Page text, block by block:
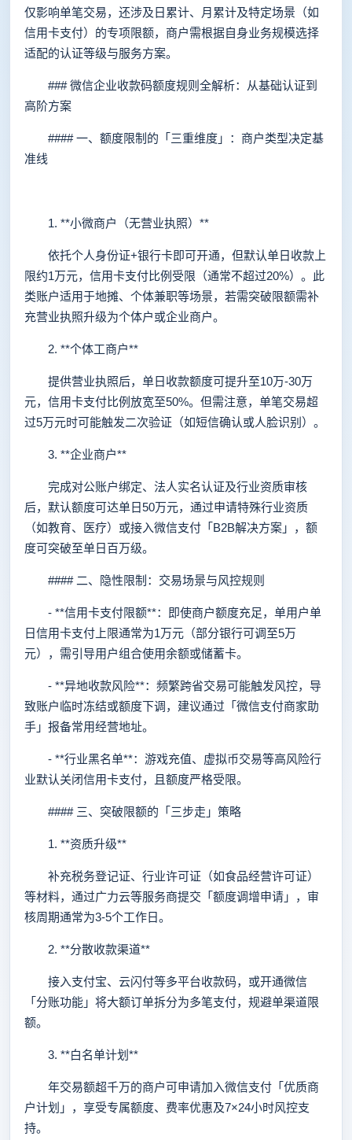
仅影响单笔交易，还涉及日累计、月累计及特定场景（如
信用卡支付）的专项限额，商户需根据自身业务规模选择
适配的认证等级与服务方案。
### 微信企业收款码额度规则全解析：从基础认证到
高阶方案
#### 一、额度限制的「三重维度」：商户类型决定基
准线
1. **小微商户（无营业执照）**
依托个人身份证+银行卡即可开通，但默认单日收款上
限约1万元，信用卡支付比例受限（通常不超过20%）。此
类账户适用于地摊、个体兼职等场景，若需突破限额需补
充营业执照升级为个体户或企业商户。
2. **个体工商户**
提供营业执照后，单日收款额度可提升至10万-30万
元，信用卡支付比例放宽至50%。但需注意，单笔交易超
过5万元时可能触发二次验证（如短信确认或人脸识别）。
3. **企业商户**
完成对公账户绑定、法人实名认证及行业资质审核
后，默认额度可达单日50万元，通过申请特殊行业资质
（如教育、医疗）或接入微信支付「B2B解决方案」，额
度可突破至单日百万级。
#### 二、隐性限制：交易场景与风控规则
- **信用卡支付限额**：即使商户额度充足，单用户单
日信用卡支付上限通常为1万元（部分银行可调至5万
元），需引导用户组合使用余额或储蓄卡。
- **异地收款风险**：频繁跨省交易可能触发风控，导
致账户临时冻结或额度下调，建议通过「微信支付商家助
手」报备常用经营地址。
- **行业黑名单**：游戏充值、虚拟币交易等高风险行
业默认关闭信用卡支付，且额度严格受限。
#### 三、突破限额的「三步走」策略
1. **资质升级**
补充税务登记证、行业许可证（如食品经营许可证）
等材料，通过广力云等服务商提交「额度调增申请」，审
核周期通常为3-5个工作日。
2. **分散收款渠道**
接入支付宝、云闪付等多平台收款码，或开通微信
「分账功能」将大额订单拆分为多笔支付，规避单渠道限
额。
3. **白名单计划**
年交易额超千万的商户可申请加入微信支付「优质商
户计划」，享受专属额度、费率优惠及7×24小时风控支
持。